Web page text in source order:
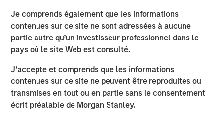
Je comprends également que les informations
contenues sur ce site ne sont adressées à aucune
partie autre qu’un investisseur professionnel dans le
pays où le site Web est consulté.
J’accepte et comprends que les informations
contenues sur ce site ne peuvent être reproduites ou
transmises en tout ou en partie sans le consentement
écrit préalable de Morgan Stanley.
Jerome Cherpin, Managing Director of Asset
Management at QuinSpark Investment Partners,
commented: “QuinSpark’s teams are delighted with the
quality of the partnership, which enabled QuinSpark and
at the time of the acquisition. Moreover, the teams are
enthusiastically preparing to work with Batipart Europe to
deliver a particularly ambitious renovation program.”